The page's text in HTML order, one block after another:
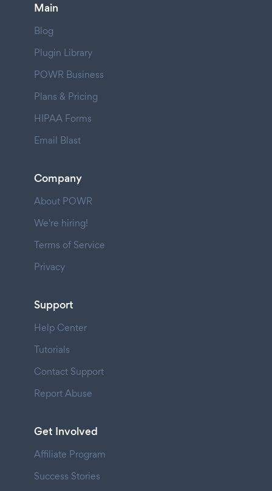
Main
Blog
Plugin Library
POWR Business
Plans & Pricing
HIPAA Forms
Email Blast
Company
About POWR
We're hiring!
Terms of Service
Privacy
Support
Help Center
Tutorials
Contact Support
Report Abuse
Get Involved
Affiliate Program
Success Stories